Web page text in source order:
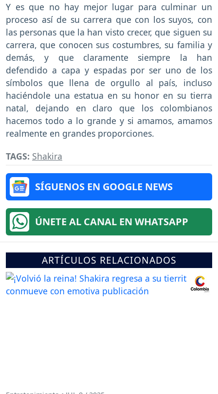
Y es que no hay mejor lugar para culminar un
proceso así de su carrera que con los suyos, con
las personas que la han visto crecer, que siguen su
carrera, que conocen sus costumbres, su familia y
demás, y que claramente siempre la han
defendido a capa y espadas por ser uno de los
símbolos que llena de orgullo al país, incluso
haciéndole una estatua en su honor en su tierra
natal, dejando en claro que los colombianos
hacemos todo a lo grande y si amamos, amamos
realmente en grandes proporciones.
TAGS: Shakira
SÍGUENOS EN GOOGLE NEWS
ÚNETE AL CANAL EN WHATSAPP
ARTÍCULOS RELACIONADOS